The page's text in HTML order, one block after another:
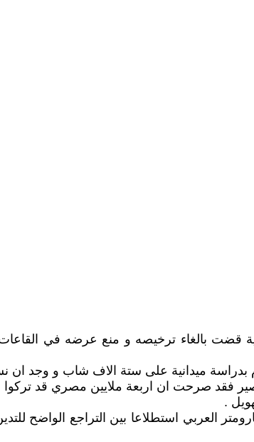
قضت بالغاء ترخيصه و منع عرضه في القاعات
ميدانية على ستة الاف شاب و وجد ان نسبة
نصير فقد صرحت ان اربعة ملايين مصري قد
.
العربي استطلاعا بين التراجع الواضح